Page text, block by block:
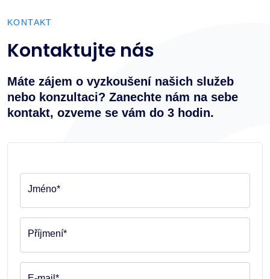
KONTAKT
Kontaktujte nás
Máte zájem o vyzkoušení našich služeb
nebo konzultaci? Zanechte nám na sebe
kontakt, ozveme se vám do 3 hodin.
Jméno*
Příjmení*